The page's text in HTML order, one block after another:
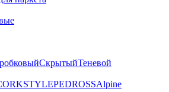
СкрытыйТеневой
PEDROSSAlpine